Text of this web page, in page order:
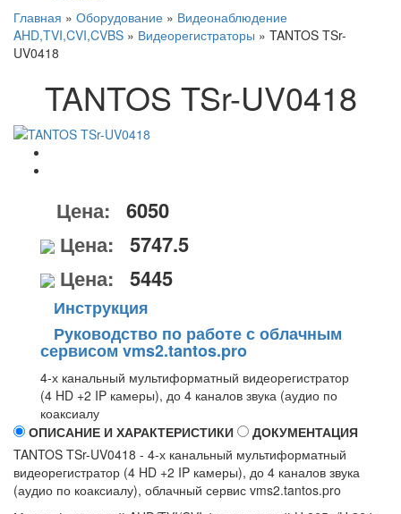
Главная » Оборудование » Видеонаблюдение
AHD,TVI,CVI,CVBS » Видеорегистраторы » TANTOS TSr-
UV0418
TANTOS TSr-UV0418
Цена: 6050
Цена: 5747.5
Цена: 5445
Инструкция
Руководство по работе с облачным
сервисом vms2.tantos.pro
4-х канальный мультиформатный видеорегистратор
(4 HD +2 IP камеры), до 4 каналов звука (аудио по
коаксиалу
ОПИСАНИЕ И ХАРАКТЕРИСТИКИ
ДОКУМЕНТАЦИЯ
TANTOS TSr-UV0418 - 4-х канальный мультиформатный
видеорегистратор (4 HD +2 IP камеры), до 4 каналов звука
(аудио по коаксиалу), облачный сервис vms2.tantos.pro